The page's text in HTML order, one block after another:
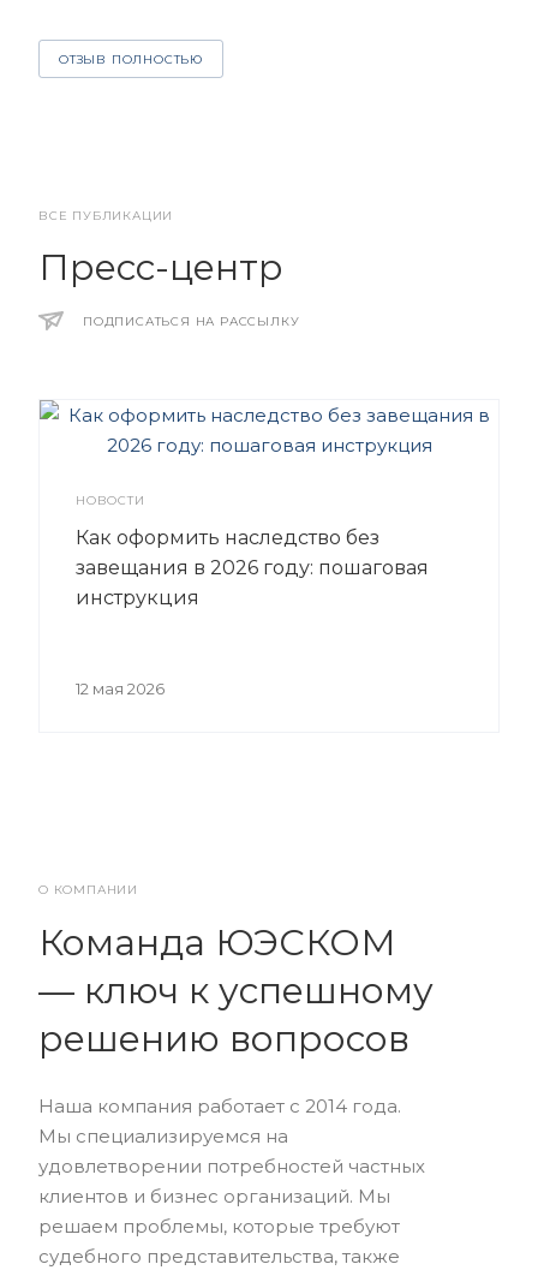
ОТЗЫВ ПОЛНОСТЬЮ
ВСЕ ПУБЛИКАЦИИ
Пресс-центр
ПОДПИСАТЬСЯ НА РАССЫЛКУ
НОВОСТИ
Как оформить наследство без
завещания в 2026 году: пошаговая
инструкция
12 мая 2026
О КОМПАНИИ
Команда ЮЭСКОМ
— ключ к успешному
решению вопросов
Наша компания работает с 2014 года.
Мы специализируемся на
удовлетворении потребностей частных
клиентов и бизнес организаций. Мы
решаем проблемы, которые требуют
судебного представительства, также